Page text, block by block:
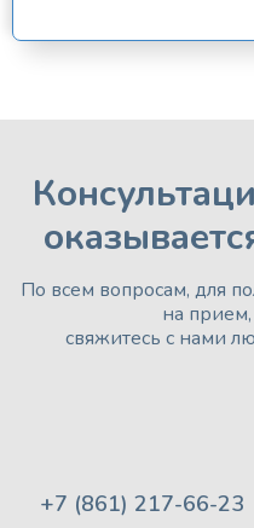
По всем вопросам, для
на
свяжитесь с нами
+7 (861) 217-66-23